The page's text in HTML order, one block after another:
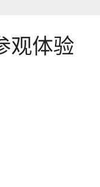
观体验